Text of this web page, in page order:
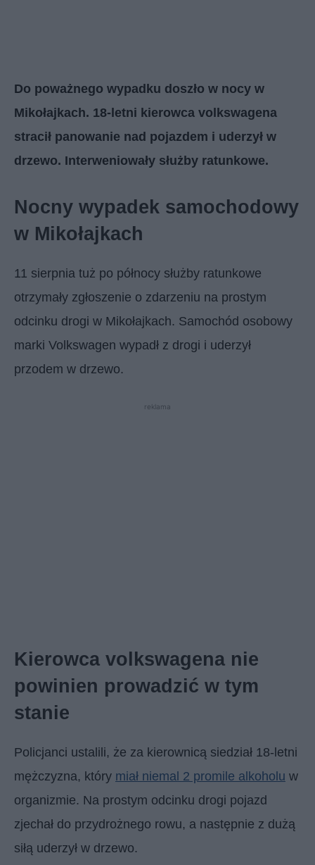
Do poważnego wypadku doszło w nocy w
Mikołajkach. 18-letni kierowca volkswagena
stracił panowanie nad pojazdem i uderzył w
drzewo. Interweniowały służby ratunkowe.
Nocny wypadek samochodowy
w Mikołajkach
11 sierpnia tuż po północy służby ratunkowe
otrzymały zgłoszenie o zdarzeniu na prostym
odcinku drogi w Mikołajkach. Samochód osobowy
marki Volkswagen wypadł z drogi i uderzył
przodem w drzewo.
reklama
Kierowca volkswagena nie
powinien prowadzić w tym
stanie
Policjanci ustalili, że za kierownicą siedział 18-letni
mężczyzna, który miał niemal 2 promile alkoholu w
organizmie. Na prostym odcinku drogi pojazd
zjechał do przydrożnego rowu, a następnie z dużą
siłą uderzył w drzewo.